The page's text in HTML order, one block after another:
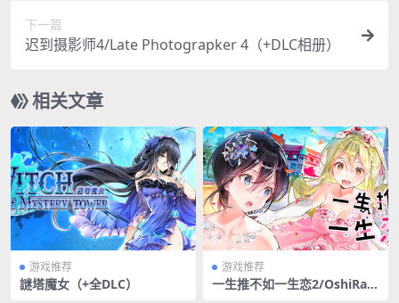
下一篇
迟到摄影师4/Late Photograpker 4（+DLC相册）
相关文章
游戏推荐
謎塔魔女（+全DLC）
游戏推荐
一生推不如一生恋2/OshiRab